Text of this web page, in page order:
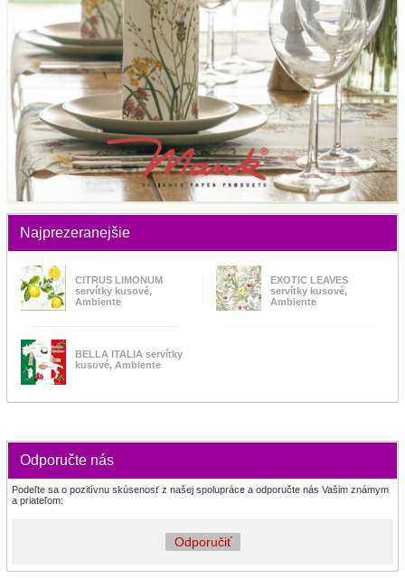
Najprezeranejšie
CITRUS LIMONUM
servítky kusové,
Ambiente
EXOTIC LEAVES
servítky kusové,
Ambiente
BELLA ITALIA servítky
kusové, Ambiente
Odporučte nás
Podeľte sa o pozitívnu skúsenosť z našej spolupráce a odporučte nás Vašim známym
a priateľom:
Odporučiť